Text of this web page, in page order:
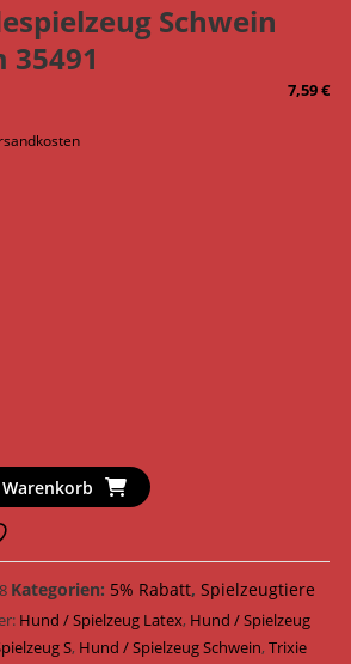
Schwein
35491
7,59€
Kategorien: 5% Rabatt, Spielzeugtiere
Hund / Spielzeug Latex, Hund / Spielzeug
S, Hund / Spielzeug Schwein,Trixie